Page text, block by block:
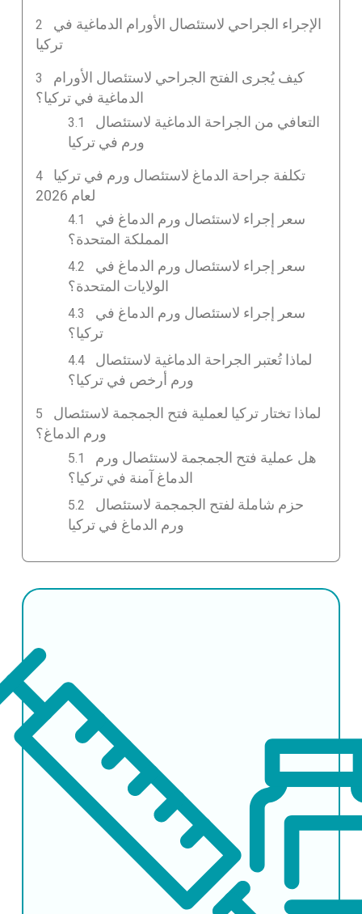
الإجراء الجراحي لاستئصال الأورام الدماغية في
تركيا
كيف يُجرى الفتح الجراحي لاستئصال الأورام
الدماغية في تركيا؟
التعافي من الجراحة الدماغية لاستئصال
ورم في تركيا
تكلفة جراحة الدماغ لاستئصال ورم في تركيا
لعام 2026
سعر إجراء لاستئصال ورم الدماغ في
المملكة المتحدة؟
سعر إجراء لاستئصال ورم الدماغ في
الولايات المتحدة؟
سعر إجراء لاستئصال ورم الدماغ في
تركيا؟
لماذا تُعتبر الجراحة الدماغية لاستئصال
ورم أرخص في تركيا؟
لماذا تختار تركيا لعملية فتح الجمجمة لاستئصال
ورم الدماغ؟
هل عملية فتح الجمجمة لاستئصال ورم
الدماغ آمنة في تركيا؟
حزم شاملة لفتح الجمجمة لاستئصال
ورم الدماغ في تركيا